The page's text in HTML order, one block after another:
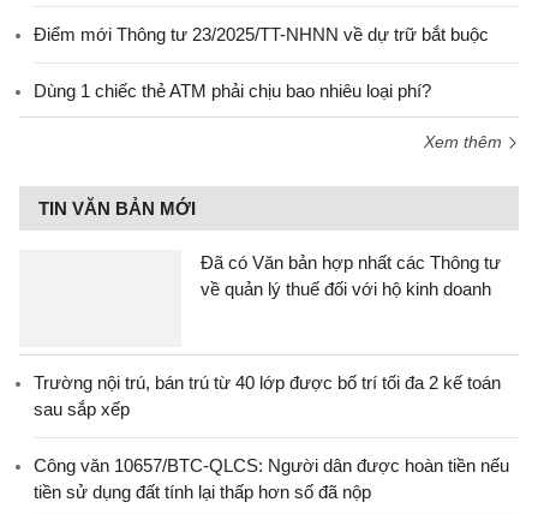
Điểm mới Thông tư 23/2025/TT-NHNN về dự trữ bắt buộc
Dùng 1 chiếc thẻ ATM phải chịu bao nhiêu loại phí?
Xem thêm
TIN VĂN BẢN MỚI
Đã có Văn bản hợp nhất các Thông tư
về quản lý thuế đối với hộ kinh doanh
Trường nội trú, bán trú từ 40 lớp được bố trí tối đa 2 kế toán
sau sắp xếp
Công văn 10657/BTC-QLCS: Người dân được hoàn tiền nếu
tiền sử dụng đất tính lại thấp hơn số đã nộp